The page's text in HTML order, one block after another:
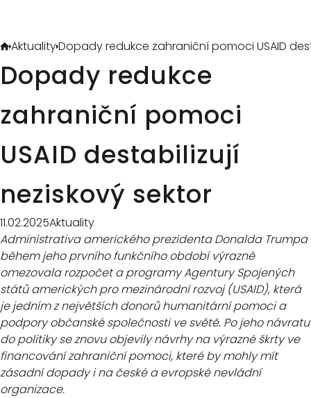
AktualityDopady redukce zahraniční pomoci USAID
Dopady redukce
zahraniční pomoci
USAID destabilizují
neziskový sektor
11.02.2025Aktuality
Administrativa amerického prezidenta Donalda Trumpa
během jeho prvního funkčního období výrazně
omezovala rozpočet a programy Agentury Spojených
států amerických pro mezinárodní rozvoj (USAID), která
je jedním z největších donorů humanitární pomoci a
podpory občanské společnosti ve světě. Po jeho návratu
do politiky se znovu objevily návrhy na výrazné škrty ve
financování zahraniční pomoci, které by mohly mít
zásadní dopady i na české a evropské nevládní
organizace.